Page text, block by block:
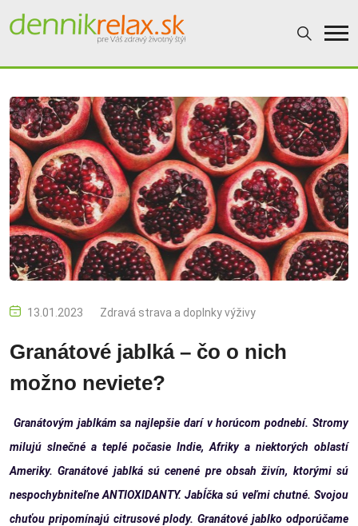
13.01.2023 Zdravá strava a doplnky výživy
Granátové jablká – čo o nich
možno neviete?
Granátovým jablkám sa najlepšie darí v horúcom podnebí. Stromy
milujú slnečné a teplé počasie Indie, Afriky a niektorých oblastí
Ameriky. Granátové jablká sú cenené pre obsah živín, ktorými sú
nespochybniteľne ANTIOXIDANTY. Jabĺčka sú veľmi chutné. Svojou
chuťou pripomínajú citrusové plody. Granátové jablko odporúčame